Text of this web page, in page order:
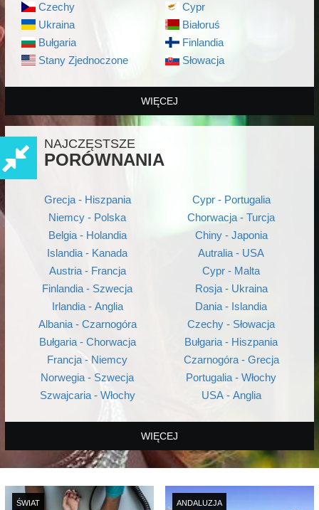
Czechy
Ukraina
Bułgaria
Stany Zjednoczone
Cypr
Białoruś
Finlandia
Słowacja
WIĘCEJ
NAJCZĘSTSZE
PORÓWNANIA
Grecja - Hiszpania
Niemcy - Polska
Belgia - Holandia
Islandia - Kanada
Austria - Francja
Finlandia - Szwecja
Irlandia - Anglia
Albania - Czarnogóra
Bułgaria - Chorwacja
Francja - Niemcy
Norwegia - Szwecja
Szwajcaria - Włochy
Cypr - Portugalia
Chorwacja - Turcja
Chiny - Japonia
Autralia - USA
Cypr - Malta
Rosja - Ukraina
Dania - Islandia
Czechy - Słowacja
Bułgaria - Hiszpania
Czarnogóra - Grecja
Portugalia - Włochy
USA - Anglia
WIĘCEJ
ŚWIAT ANDALUZJA